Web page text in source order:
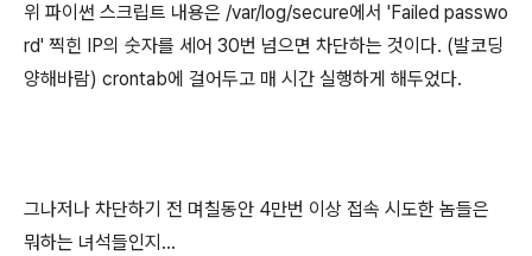
위 파이썬 스크립트 내용은 /var/log/secure에서 'Failed passwo
rd' 찍힌 IP의 숫자를 세어 30번 넘으면 차단하는 것이다. (발코딩
양해바람) crontab에 걸어두고 매 시간 실행하게 해두었다.
그나저나 차단하기 전 며칠동안 4만번 이상 접속 시도한 놈들은
뭐하는 녀석들인지...